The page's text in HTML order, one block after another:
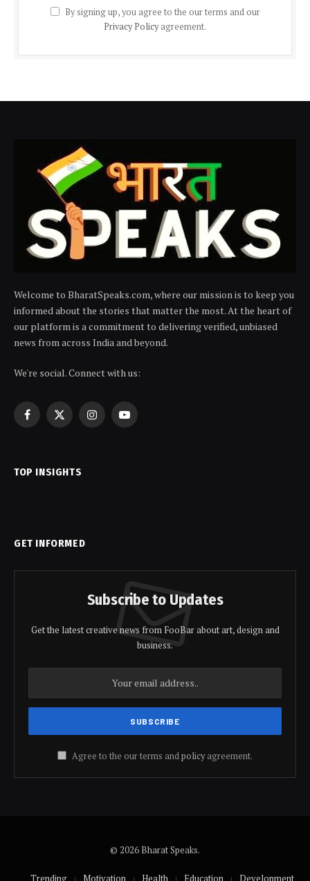
By signing up, you agree to the our terms and our
Privacy Policyagreement.
Welcome to BharatSpeaks.com, where our mission is to keep you
informed about the stories that matter the most. At the heart of
our platform is a commitment to delivering verified, unbiased
news from across India and beyond.
We're social. Connect with us:
Facebook
X
InstagramYouTube
TOP INSIGHTS
GET INFORMED
Subscribe to Updates
Get the latest creative news from FooBar about art, design and
business.
Agree to the our terms andpolicyagreement.
© 2026 Bharat Speaks.
Trending Motivation Health Education Development